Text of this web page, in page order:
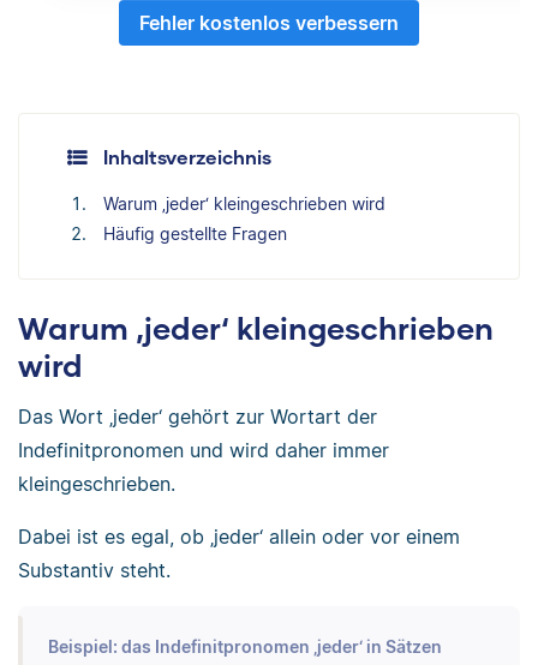
Fehler kostenlos verbessern
Inhaltsverzeichnis
Warum ‚jeder‘ kleingeschrieben wird
Häufig gestellte Fragen
Warum ‚jeder‘ kleingeschrieben
wird
Das Wort ‚jeder‘ gehört zur Wortart der
Indefinitpronomen und wird daher immer
kleingeschrieben.
Dabei ist es egal, ob ‚jeder‘ allein oder vor einem
Substantiv steht.
Beispiel: das Indefinitpronomen ‚jeder‘ in Sätzen